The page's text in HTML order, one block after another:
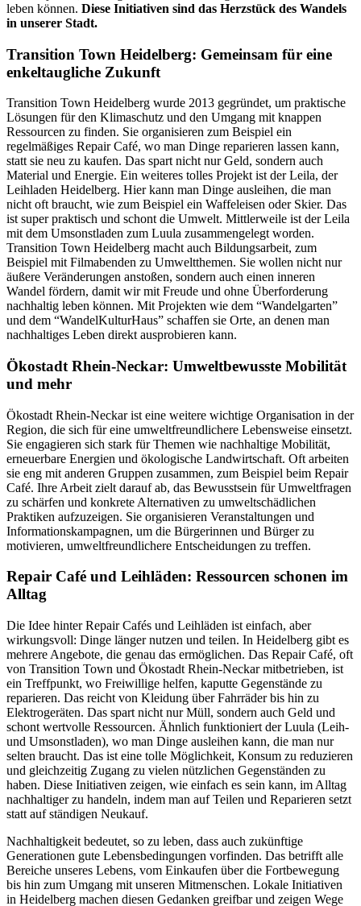
leben können. Diese Initiativen sind das Herzstück des Wandels
in unserer Stadt.
Transition Town Heidelberg: Gemeinsam für eine
enkeltaugliche Zukunft
Transition Town Heidelberg wurde 2013 gegründet, um praktische
Lösungen für den Klimaschutz und den Umgang mit knappen
Ressourcen zu finden. Sie organisieren zum Beispiel ein
regelmäßiges Repair Café, wo man Dinge reparieren lassen kann,
statt sie neu zu kaufen. Das spart nicht nur Geld, sondern auch
Material und Energie. Ein weiteres tolles Projekt ist der Leila, der
Leihladen Heidelberg. Hier kann man Dinge ausleihen, die man
nicht oft braucht, wie zum Beispiel ein Waffeleisen oder Skier. Das
ist super praktisch und schont die Umwelt. Mittlerweile ist der Leila
mit dem Umsonstladen zum Luula zusammengelegt worden.
Transition Town Heidelberg macht auch Bildungsarbeit, zum
Beispiel mit Filmabenden zu Umweltthemen. Sie wollen nicht nur
äußere Veränderungen anstoßen, sondern auch einen inneren
Wandel fördern, damit wir mit Freude und ohne Überforderung
nachhaltig leben können. Mit Projekten wie dem “Wandelgarten”
und dem “WandelKulturHaus” schaffen sie Orte, an denen man
nachhaltiges Leben direkt ausprobieren kann.
Ökostadt Rhein-Neckar: Umweltbewusste Mobilität
und mehr
Ökostadt Rhein-Neckar ist eine weitere wichtige Organisation in der
Region, die sich für eine umweltfreundlichere Lebensweise einsetzt.
Sie engagieren sich stark für Themen wie nachhaltige Mobilität,
erneuerbare Energien und ökologische Landwirtschaft. Oft arbeiten
sie eng mit anderen Gruppen zusammen, zum Beispiel beim Repair
Café. Ihre Arbeit zielt darauf ab, das Bewusstsein für Umweltfragen
zu schärfen und konkrete Alternativen zu umweltschädlichen
Praktiken aufzuzeigen. Sie organisieren Veranstaltungen und
Informationskampagnen, um die Bürgerinnen und Bürger zu
motivieren, umweltfreundlichere Entscheidungen zu treffen.
Repair Café und Leihläden: Ressourcen schonen im
Alltag
Die Idee hinter Repair Cafés und Leihläden ist einfach, aber
wirkungsvoll: Dinge länger nutzen und teilen. In Heidelberg gibt es
mehrere Angebote, die genau das ermöglichen. Das Repair Café, oft
von Transition Town und Ökostadt Rhein-Neckar mitbetrieben, ist
ein Treffpunkt, wo Freiwillige helfen, kaputte Gegenstände zu
reparieren. Das reicht von Kleidung über Fahrräder bis hin zu
Elektrogeräten. Das spart nicht nur Müll, sondern auch Geld und
schont wertvolle Ressourcen. Ähnlich funktioniert der Luula (Leih-
und Umsonstladen), wo man Dinge ausleihen kann, die man nur
selten braucht. Das ist eine tolle Möglichkeit, Konsum zu reduzieren
und gleichzeitig Zugang zu vielen nützlichen Gegenständen zu
haben. Diese Initiativen zeigen, wie einfach es sein kann, im Alltag
nachhaltiger zu handeln, indem man auf Teilen und Reparieren setzt
statt auf ständigen Neukauf.
Nachhaltigkeit bedeutet, so zu leben, dass auch zukünftige
Generationen gute Lebensbedingungen vorfinden. Das betrifft alle
Bereiche unseres Lebens, vom Einkaufen über die Fortbewegung
bis hin zum Umgang mit unseren Mitmenschen. Lokale Initiativen
in Heidelberg machen diesen Gedanken greifbar und zeigen Wege